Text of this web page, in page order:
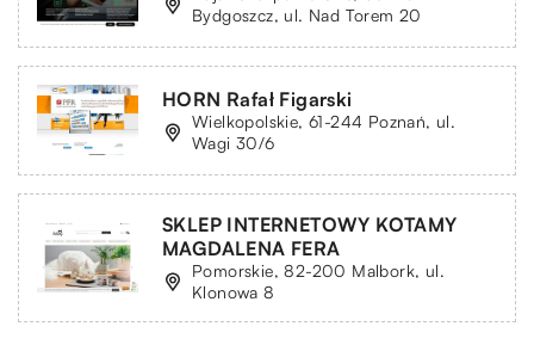
Bydgoszcz, ul. Nad Torem 20
HORN Rafał Figarski
Wielkopolskie, 61-244 Poznań, ul.
Wagi 30/6
SKLEP INTERNETOWY KOTAMY
MAGDALENA FERA
Pomorskie, 82-200 Malbork, ul.
Klonowa 8